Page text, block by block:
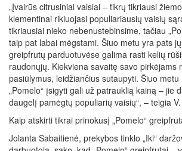
„Įvairūs citrusiniai vaisiai – tikrų tikriausi
klementinai rikiuojasi populiariausių vaisių
tikriausiai nieko nebenustebinsime, tačiau
taip pat labai mėgstami. Šiuo metu yra pats
greipfrutų parduotuvėse galima rasti kelių
raudonųjų. Kiekviena savaitę savo pirkėjams
pasiūlymus, leidžiančius sutaupyti. Šiuo
„Pomelo“ įsigyti gali už patrauklią kainą – jie
daugelį pamėgtų populiarių vaisių“, – teigia
Kaip atskirti tikrai prinokusį „Pomelo“
Jolanta Sabaitienė, prekybos tinklo „Iki“